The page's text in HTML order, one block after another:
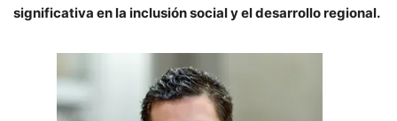
significativa en la inclusión social y el desarrollo regional.